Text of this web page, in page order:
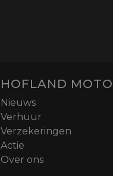
HOFLAND
Nieuws
Verhuur
Verzekeringen
Actie
Over ons